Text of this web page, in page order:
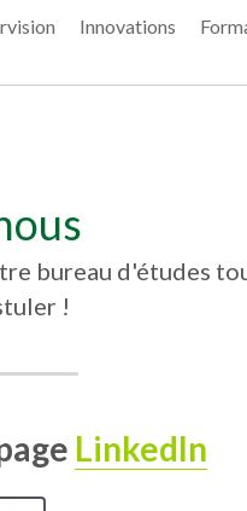
Innovations
bureau d'études